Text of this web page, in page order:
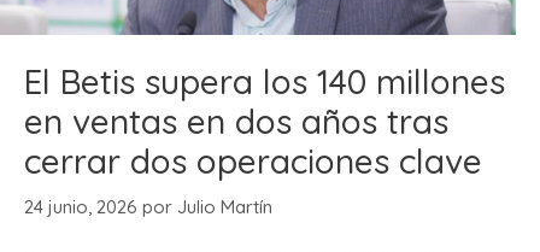
El Betis supera los 140 millones
en ventas en dos años tras
cerrar dos operaciones clave
24 junio, 2026 por Julio Martín